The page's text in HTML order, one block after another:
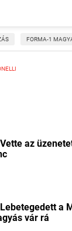
FORMA-1
az
a
vár rá